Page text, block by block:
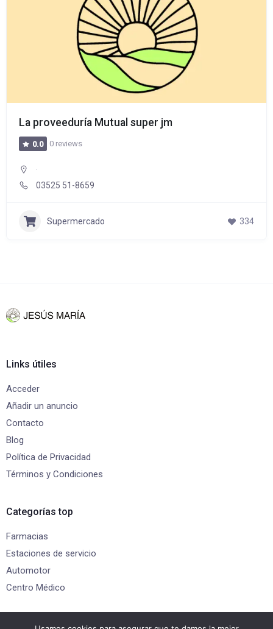
La proveeduría Mutual super jm
0.0 0 reviews
·
03525 51-8659
Supermercado 334
Links útiles
Acceder
Añadir un anuncio
Contacto
Blog
Política de Privacidad
Términos y Condiciones
Categorías top
Farmacias
Estaciones de servicio
Automotor
Centro Médico
Gracias por visitarnos